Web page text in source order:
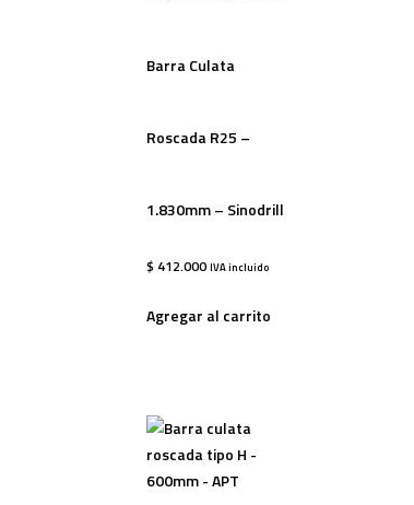
Barra Culata
Roscada R25 –
1.830mm – Sinodrill
$ 412.000 IVA incluido
Agregar al carrito